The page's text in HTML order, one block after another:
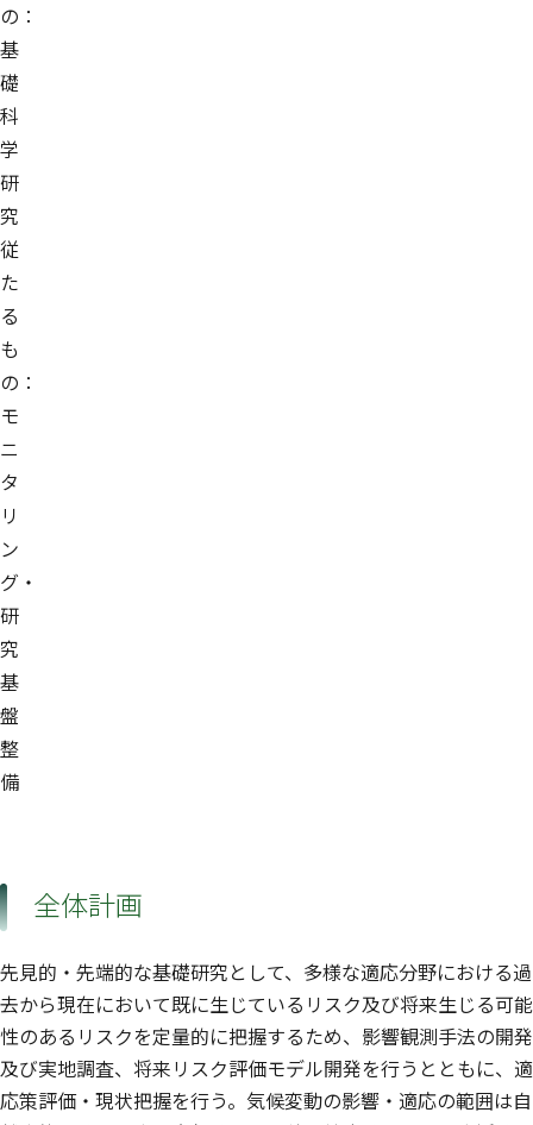
の：
基
礎
科
学
研
究
従
た
る
も
の：
モ
ニ
タ
リ
ン
グ・
研
究
基
盤
整
備
全体計画
先見的・先端的な基礎研究として、多様な適応分野における過
去から現在において既に生じているリスク及び将来生じる可能
性のあるリスクを定量的に把握するため、影響観測手法の開発
及び実地調査、将来リスク評価モデル開発を行うとともに、適
応策評価・現状把握を行う。気候変動の影響・適応の範囲は自